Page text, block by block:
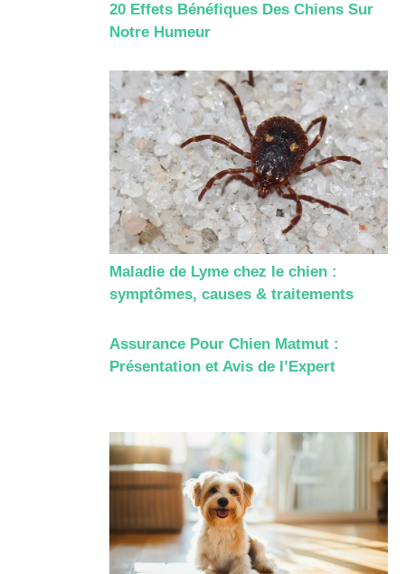
20 Effets Bénéfiques Des Chiens Sur
Notre Humeur
Maladie de Lyme chez le chien :
symptômes, causes & traitements
Assurance Pour Chien Matmut :
Présentation et Avis de l’Expert